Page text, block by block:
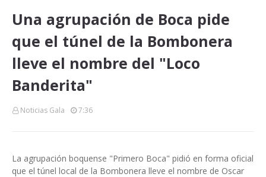
Una agrupación de Boca pide
que el túnel de la Bombonera
lleve el nombre del "Loco
Banderita"
Noticias Gala 7:36
La agrupación boquense "Primero Boca" pidió en forma oficial
que el túnel local de la Bombonera lleve el nombre de Oscar